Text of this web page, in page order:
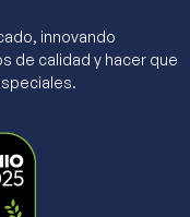
innovando
de calidad y hacer que